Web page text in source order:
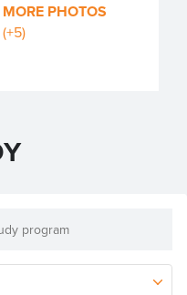
MORE PHOTOS
(+5)